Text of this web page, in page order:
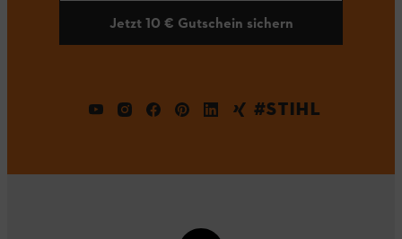
Jetzt 10 € Gutschein sichern
#STIHL